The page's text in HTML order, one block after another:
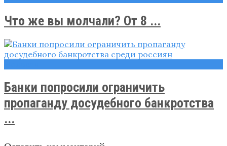
Что же вы молчали? От 8 ...
Банки попросили ограничить
пропаганду досудебного банкротства
...